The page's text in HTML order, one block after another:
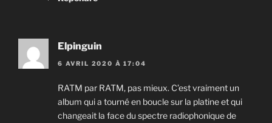
Elpinguin
6 AVRIL 2020 À 17:04
RATM par RATM, pas mieux. C’est vraiment un
album qui a tourné en boucle sur la platine et qui
changeait la face du spectre radiophonique de